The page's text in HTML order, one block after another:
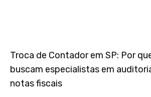
Troca de Contador em SP: Por
buscam especialistas em
notas fiscais